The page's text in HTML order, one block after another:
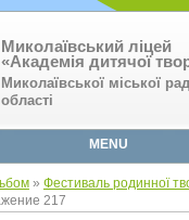
Миколаївський ліцей
«Академія дитячої
Миколаївської міської
області
MENU
» Фестиваль родинної
217